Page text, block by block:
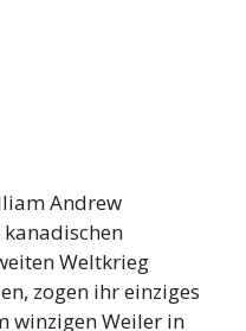
Andrew
Weltkrieg
zogen ihr einziges
winzigen Weiler in